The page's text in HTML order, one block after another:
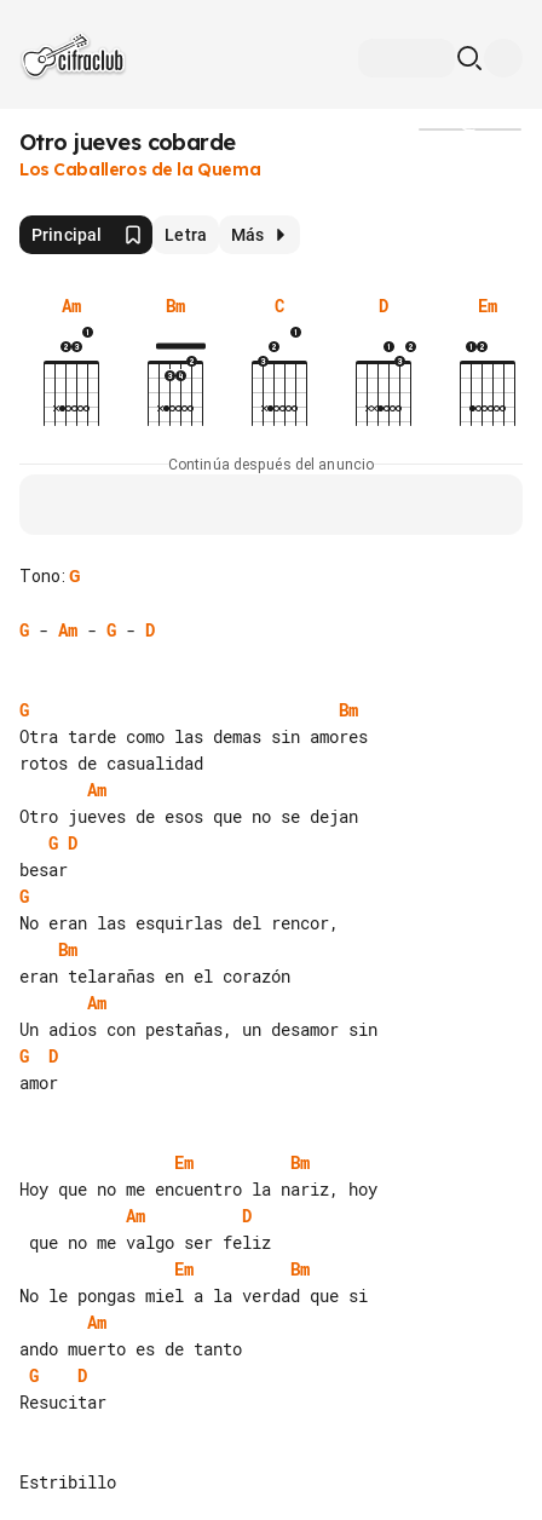
Otro jueves cobarde
Los Caballeros de la Quema
Principal Letra Más
Am Bm C D Em
Continúa después del anuncio
Tono: G
G - Am - G - D
G
Bm
Otra tarde como las demas sin amores
Am
G D
G
Bm
Am
G
D
amor
Em
Bm
Am
D
Em
Bm
Am
G
D
Resucitar
Estribillo